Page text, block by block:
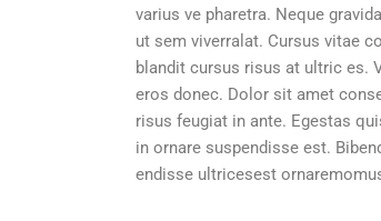
varius ve pharetra. Neque
ut sem viverralat. Cursus vitae
blandit cursus risus at ultric es.
eros donec. Dolor sit amet
risus feugiat in ante. Egestas
in ornare suspendisse est.
endisse ultricesest